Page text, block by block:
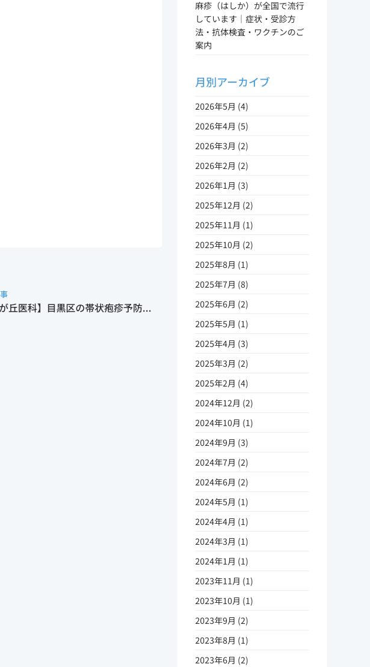
が丘医科】目黒区の帯状疱疹予防...
麻疹（はしか）が全国で流行
しています｜症状・受診方
法・抗体検査・ワクチンのご
案内
月別アーカイブ
2026年5月 (4)
2026年4月 (5)
2026年3月 (2)
2026年2月 (2)
2026年1月 (3)
2025年12月 (2)
2025年11月 (1)
2025年10月 (2)
2025年8月 (1)
2025年7月 (8)
2025年6月 (2)
2025年5月 (1)
2025年4月 (3)
2025年3月 (2)
2025年2月 (4)
2024年12月 (2)
2024年10月 (1)
2024年9月 (3)
2024年7月 (2)
2024年6月 (2)
2024年5月 (1)
2024年4月 (1)
2024年3月 (1)
2024年1月 (1)
2023年11月 (1)
2023年10月 (1)
2023年9月 (2)
2023年8月 (1)
2023年6月 (2)